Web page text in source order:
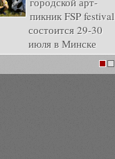
пикник FSP festival
состоится 29-30
июля в Минске